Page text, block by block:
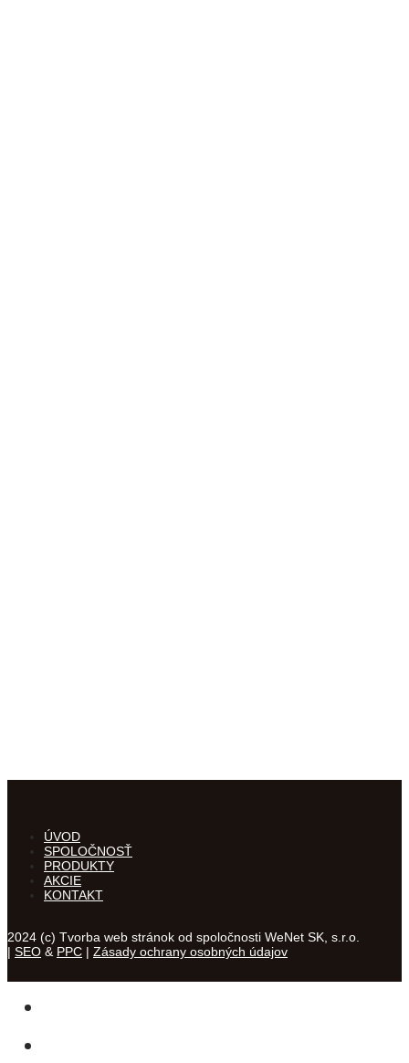
ÚVOD
SPOLOČNOSŤ
PRODUKTY
AKCIE
KONTAKT
2024 (c) Tvorba web stránok od spoločnosti WeNet SK, s.r.o.
| SEO & PPC | Zásady ochrany osobných údajov